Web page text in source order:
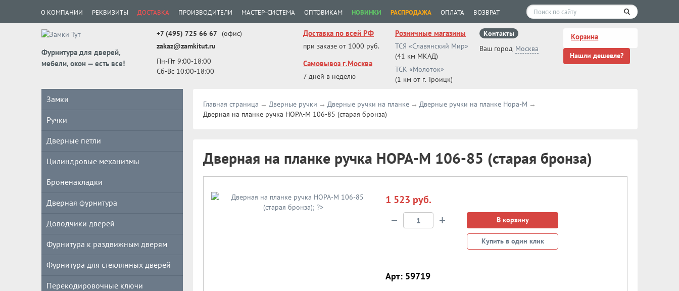
О КОМПАНИИ РЕКВИЗИТЫ ДОСТАВКА ПРОИЗВОДИТЕЛИ МАСТЕР-СИСТЕМА ОПТОВИКАМ НОВИНКИ РАСПРОДАЖА ОПЛАТА ВОЗВРАТ
Фурнитура для дверей,
мебели, окон — есть все!
+7 (495) 725 66 67 (офис)
zakaz@zamkitut.ru
Пн-Пт 9:00-18:00
Сб-Вс 10:00-18:00
Доставка по всей РФ
при заказе от 1000 руб.
Самовывоз г.Москва
7 дней в неделю
Розничные магазины
ТСЯ «Славянский Мир»
(41 км МКАД)
ТСК «Молоток»
(1 км от г. Троицк)
Контакты
Ваш город Москва
Корзина
Нашли дешевле?
Замки
Ручки
Дверные петли
Цилиндровые механизмы
Броненакладки
Дверная фурнитура
Доводчики дверей
Фурнитура к раздвижным дверям
Фурнитура для стеклянных дверей
Перекодировочные ключи
Главная страница Дверные ручки Дверные ручки на планке
Дверные ручки на планке Нора-М
Дверная на планке ручка НОРА-М 106-85 (старая бронза)
Дверная на планке ручка НОРА-М 106-85 (старая бронза)
1 523 руб.
− + В корзину
Купить в один клик
Арт: 59719